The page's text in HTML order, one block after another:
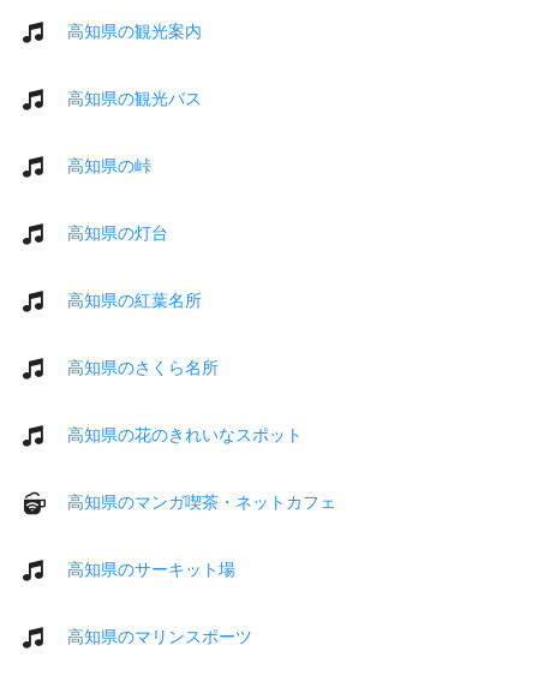
高知県の観光案内
高知県の観光バス
高知県の峠
高知県の灯台
高知県の紅葉名所
高知県のさくら名所
高知県の花のきれいなスポット
高知県のマンガ喫茶・ネットカフェ
高知県のサーキット場
高知県のマリンスポーツ